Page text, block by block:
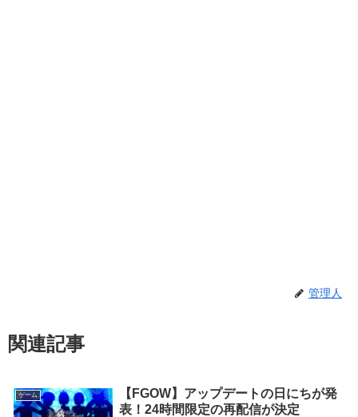
管理人
関連記事
ゲーム
【FGOW】アップデートの日にちが発
表！24時間限定の再配信が決定